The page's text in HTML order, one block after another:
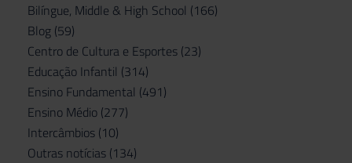
Bilíngue, Middle & High School (166)
Blog (59)
Centro de Cultura e Esportes (23)
Educação Infantil (314)
Ensino Fundamental (491)
Ensino Médio (277)
Intercâmbios (10)
Outras notícias (134)